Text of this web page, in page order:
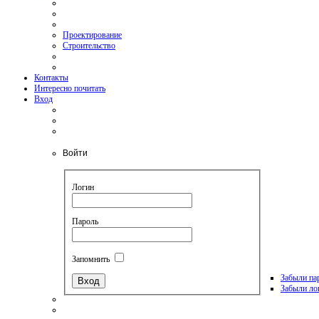
Проектирование
Строительство
Контакты
Интересно почитать
Вход
Войти
Логин
Пароль
Запомнить
Забыли
Забыли